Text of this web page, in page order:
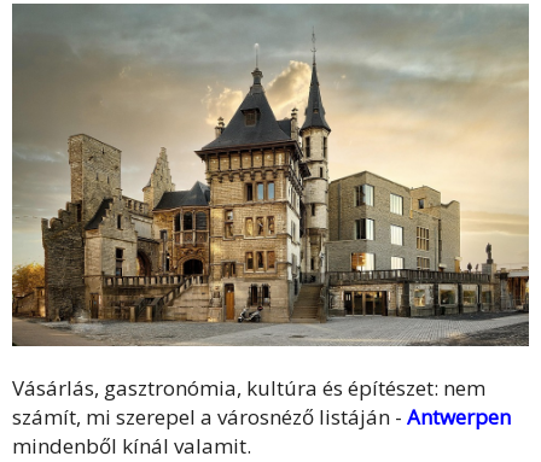
Vásárlás, gasztronómia, kultúra és építészet: nem
számít, mi szerepel a városnéző listáján - Antwerpen
mindenből kínál valamit.